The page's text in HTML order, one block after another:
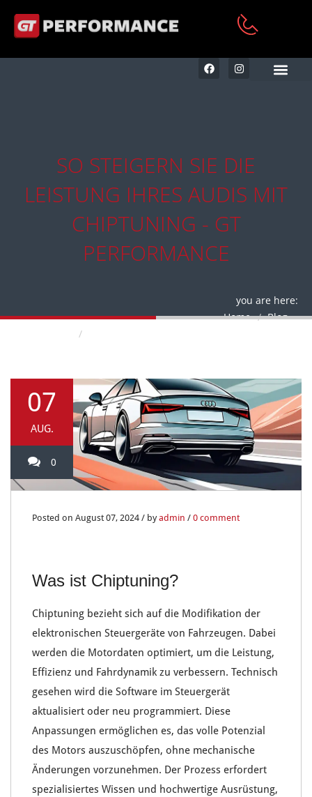
SO STEIGERN SIE DIE
LEISTUNG IHRES AUDIS MIT
CHIPTUNING - GT
PERFORMANCE
you are here:
Home
Blog
07
AUG.
0
Posted on August 07, 2024 / byadmin / 0 comment
Was ist Chiptuning?
Chiptuning bezieht sich auf die Modifikation der
elektronischen Steuergeräte von Fahrzeugen. Dabei
werden die Motordaten optimiert, um die Leistung,
Effizienz und Fahrdynamikzu verbessern. Technisch
gesehen wird die Software im Steuergerät
aktualisiert oder neu programmiert. Diese
Anpassungen ermöglichen es, das volle Potenzial
des Motors auszuschöpfen, ohne mechanische
Änderungen vorzunehmen. Der Prozess erfordert
spezialisiertes Wissen und hochwertige Ausrüstung,